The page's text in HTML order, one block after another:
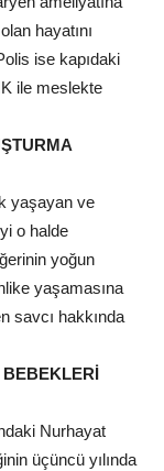
hayatını
ise kapıdaki
ile meslekte
yaşayan ve
o halde
yoğun
yaşamasına
savcı hakkında
Nurhayat
üçüncü yılında